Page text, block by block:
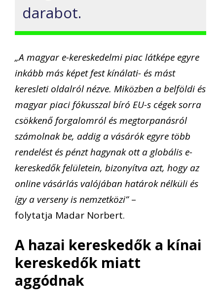
darabot.
„A magyar e-kereskedelmi piac látképe egyre
inkább más képet fest kínálati- és mást
keresleti oldalról nézve. Miközben a belföldi és
magyar piaci fókusszal bíró EU-s cégek sorra
csökkenő forgalomról és megtorpanásról
számolnak be, addig a vásárók egyre több
rendelést és pénzt hagynak ott a globális e-
kereskedők felületein, bizonyítva azt, hogy az
online vásárlás valójában határok nélküli és
így a verseny is nemzetközi”–
folytatja Madar Norbert.
A hazai kereskedők a kínai
kereskedők miatt
aggódnak